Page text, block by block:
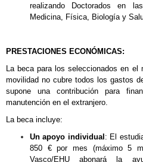
realizando Doctorados en
Medicina, Física, Biología y
PRESTACIONES ECONÓMICAS:
La beca para los seleccionados en el
movilidad no cubre todos los gastos
supone una contribución para
manutención en el extranjero.
La beca incluye:
Un apoyo individual : El
850 € por mes (máximo 5
Vasco/EHU abonará la